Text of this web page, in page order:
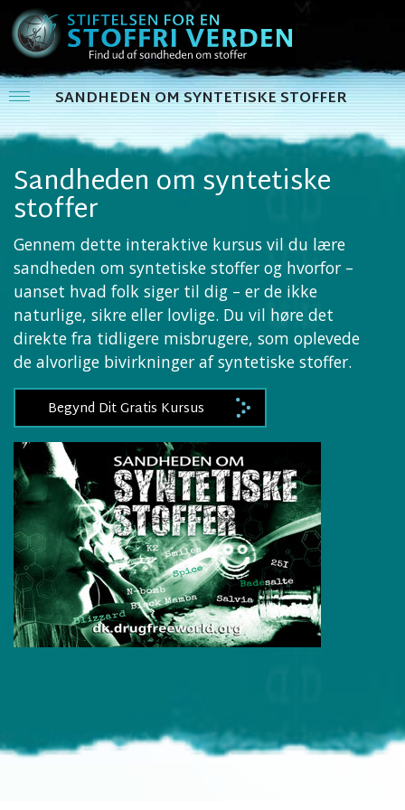
SANDHEDEN OM SYNTETISKE STOFFER
Sandheden om syntetiske
stoffer
Gennem dette interaktive kursus vil du lære
sandheden om syntetiske stoffer og hvorfor –
uanset hvad folk siger til dig – er de ikke
naturlige, sikre eller lovlige. Du vil høre det
direkte fra tidligere misbrugere, som oplevede
de alvorlige bivirkninger af syntetiske stoffer.
Begynd Dit Gratis Kursus